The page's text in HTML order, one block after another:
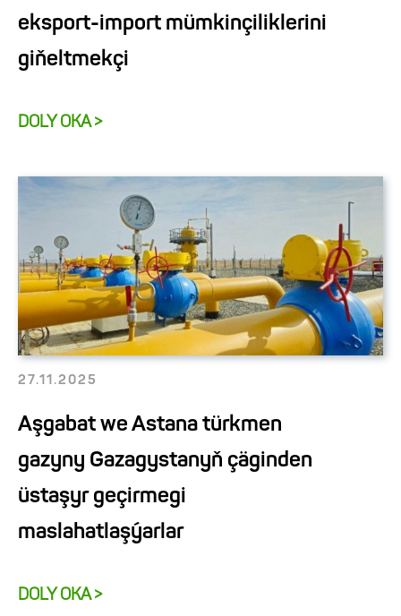
eksport-import mümkinçiliklerini
giňeltmekçi
DOLY OKA >
27.11.2025
Aşgabat we Astana türkmen
gazyny Gazagystanyň çäginden
üstaşyr geçirmegi
maslahatlaşýarlar
DOLY OKA >